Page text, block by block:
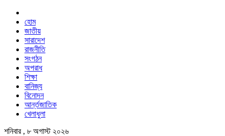
হোম
জাতীয়
সারাদেশ
রাজনীতি
সংগঠন
অপরাধ
শিক্ষা
বানিজ্য
বিনোদন
আর্ন্তজাতিক
খেলাধুলা
শনিবার , ৮ অগাস্ট ২০২৬